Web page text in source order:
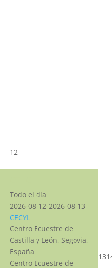
12
Todo el día
2026-08-12-2026-08-13
CECYL
Centro Ecuestre de
Castilla y León, Segovia,
España
Centro Ecuestre de
13